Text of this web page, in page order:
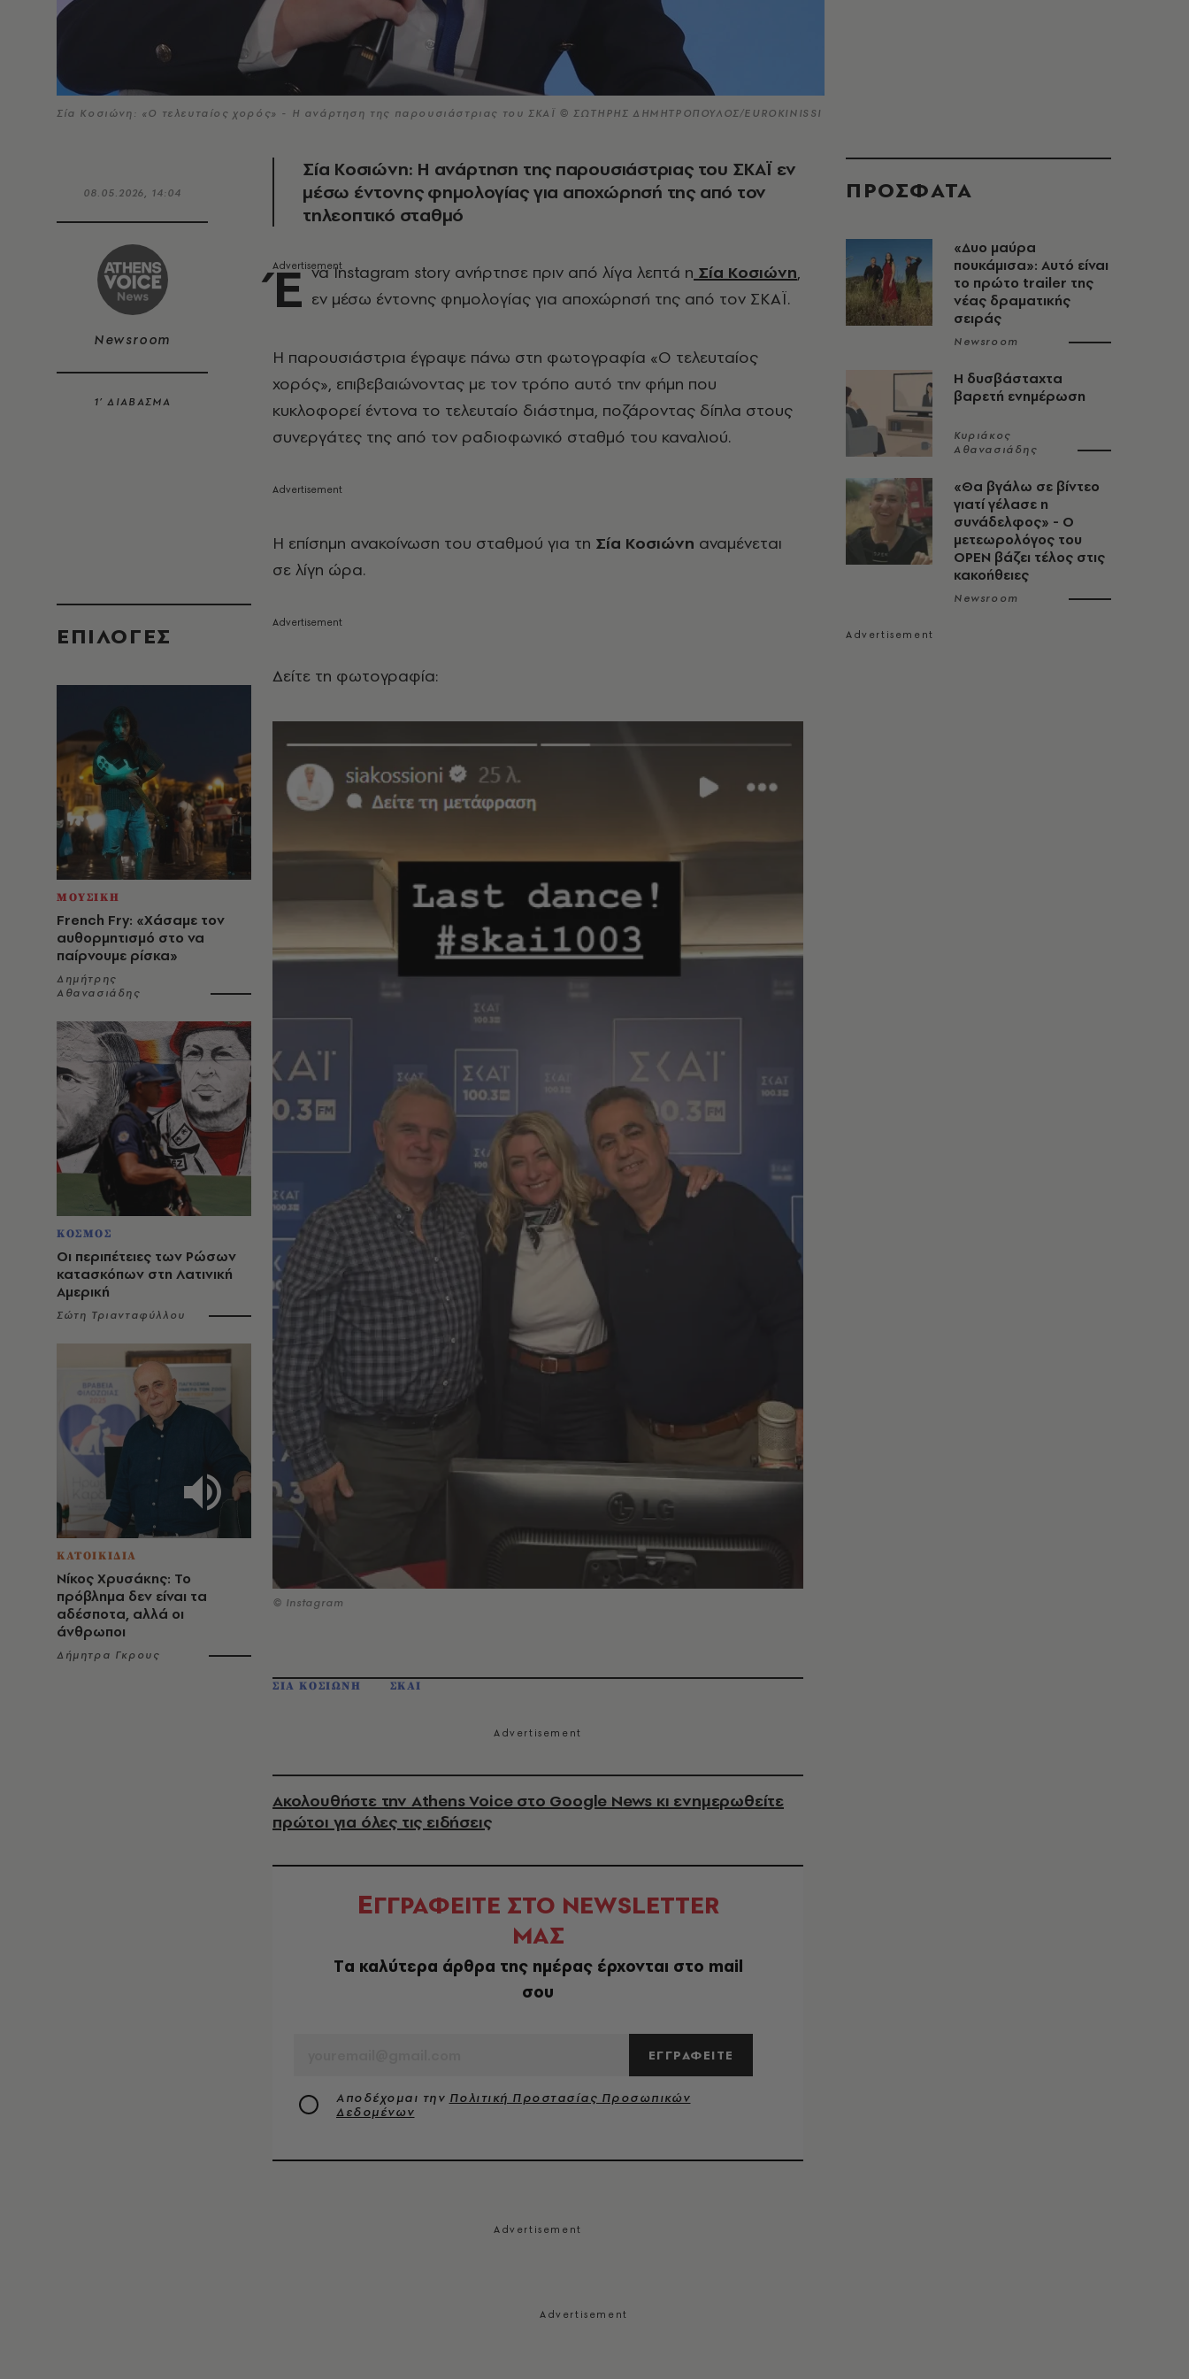
Σία Κοσιώνη: «Ο τελευταίος χορός» - Η ανάρτηση της παρουσιάστριας του ΣΚΑΪ © ΣΩΤΗΡΗΣ ΔΗΜΗΤΡΟΠΟΥΛΟΣ/EUROKINISSI
08.05.2026, 14:04
Newsroom
1’ ΔΙΑΒΑΣΜΑ
EΠΙΛΟΓΈΣ
ΜΟΥΣΙΚΗ
French Fry: «Χάσαμε τον
αυθορμητισμό στο να
παίρνουμε ρίσκα»
Δημήτρης
Αθανασιάδης
ΚΟΣΜΟΣ
Οι περιπέτειες των Ρώσων
κατασκόπων στη Λατινική
Αμερική
Σώτη Τριανταφύλλου
ΚΑΤΟΙΚΙΔΙΑ
Νίκος Χρυσάκης: Το
πρόβλημα δεν είναι τα
αδέσποτα, αλλά οι
άνθρωποι
Δήμητρα Γκρους
Σία Κοσιώνη: Η ανάρτηση της παρουσιάστριας του ΣΚΑΪ εν
μέσω έντονης φημολογίας για αποχώρησή της από τον
τηλεοπτικό σταθμό
Έ να Instagram story ανήρτησε πριν από λίγα λεπτά η Σία Κοσιώνη,
εν μέσω έντονης φημολογίας για αποχώρησή της από τον ΣΚΑΪ.
Η παρουσιάστρια έγραψε πάνω στη φωτογραφία «Ο τελευταίος
χορός», επιβεβαιώνοντας με τον τρόπο αυτό την φήμη που
κυκλοφορεί έντονα το τελευταίο διάστημα, ποζάροντας δίπλα στους
συνεργάτες της από τον ραδιοφωνικό σταθμό του καναλιού.
Η επίσημη ανακοίνωση του σταθμού για τη Σία Κοσιώνη αναμένεται
σε λίγη ώρα.
Δείτε τη φωτογραφία:
© Instagram
ΣΙΑ ΚΟΣΙΩΝΗ ΣΚΑΙ
Ακολουθήστε την Athens Voice στο Google News κι ενημερωθείτε
πρώτοι για όλες τις ειδήσεις
ΕΓΓΡΑΦΕΙΤΕ ΣΤΟ NEWSLETTER
ΜΑΣ
Tα καλύτερα άρθρα της ημέρας έρχονται στο mail
σου
ΕΓΓΡΑΦΕΙΤΕ
Αποδέχομαι την Πολιτική Προστασίας Προσωπικών
Δεδομένων
ΠΡΟΣΦΑΤΑ
«Δυο μαύρα
πουκάμισα»: Αυτό είναι
το πρώτο trailer της
νέας δραματικής
σειράς
Newsroom
Η δυσβάσταχτα
βαρετή ενημέρωση
Κυριάκος
Αθανασιάδης
«Θα βγάλω σε βίντεο
γιατί γέλασε η
συνάδελφος» - Ο
μετεωρολόγος του
OPEN βάζει τέλος στις
κακοήθειες
Newsroom